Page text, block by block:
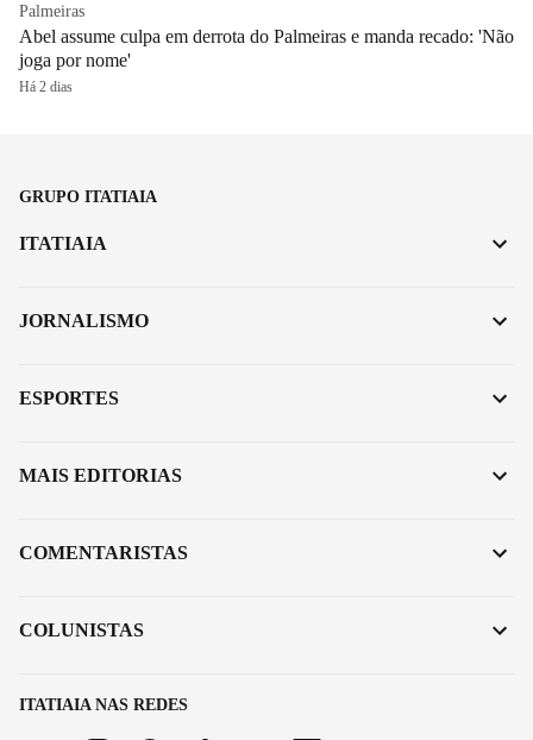
Palmeiras
Abel assume culpa em derrota do Palmeiras e manda recado: 'Não
joga por nome'
Há 2 dias
GRUPO ITATIAIA
ITATIAIA NAS REDES
ITATIAIA
JORNALISMO
ESPORTES
MAIS EDITORIAS
COMENTARISTAS
COLUNISTAS